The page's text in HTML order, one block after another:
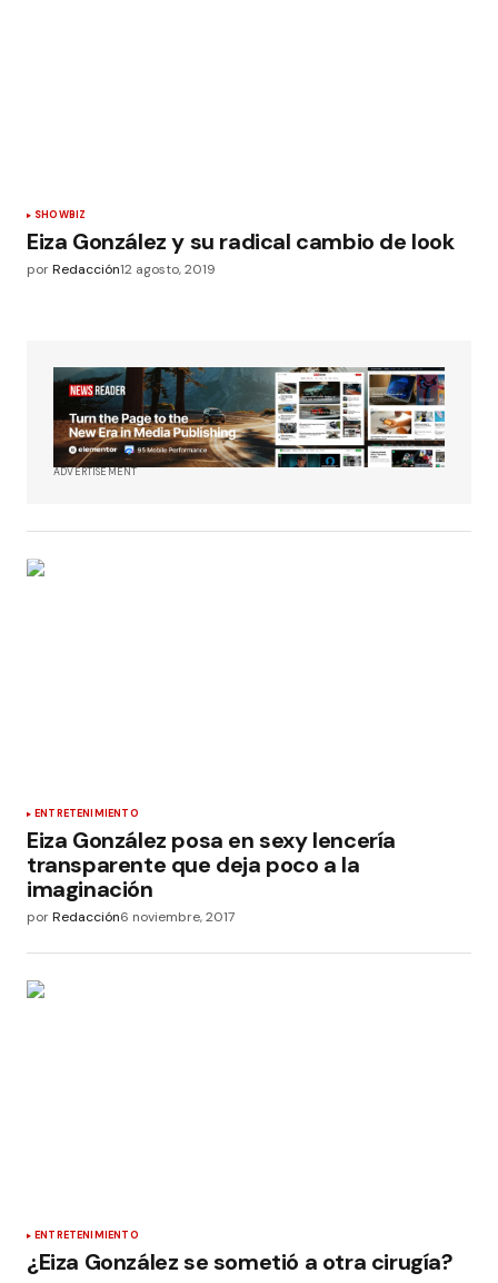
SHOWBIZ
Eiza González y su radical cambio de look
porRedacción12 agosto, 2019
ADVERTISEMENT
ENTRETENIMIENTO
Eiza González posa en sexy lencería
transparente que deja poco a la
imaginación
porRedacción6 noviembre, 2017
ENTRETENIMIENTO
¿Eiza González se sometió a otra cirugía?